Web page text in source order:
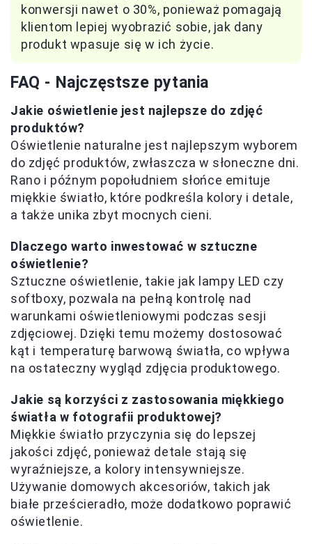
konwersji nawet o 30%, ponieważ pomagają
klientom lepiej wyobrazić sobie, jak dany
produkt wpasuje się w ich życie.
FAQ - Najczęstsze pytania
Jakie oświetlenie jest najlepsze do zdjęć
produktów?
Oświetlenie naturalne jest najlepszym wyborem
do zdjęć produktów, zwłaszcza w słoneczne dni.
Rano i późnym popołudniem słońce emituje
miękkie światło, które podkreśla kolory i detale,
a także unika zbyt mocnych cieni.
Dlaczego warto inwestować w sztuczne
oświetlenie?
Sztuczne oświetlenie, takie jak lampy LED czy
softboxy, pozwala na pełną kontrolę nad
warunkami oświetleniowymi podczas sesji
zdjęciowej. Dzięki temu możemy dostosować
kąt i temperaturę barwową światła, co wpływa
na ostateczny wygląd zdjęcia produktowego.
Jakie są korzyści z zastosowania miękkiego
światła w fotografii produktowej?
Miękkie światło przyczynia się do lepszej
jakości zdjęć, ponieważ detale stają się
wyraźniejsze, a kolory intensywniejsze.
Używanie domowych akcesoriów, takich jak
białe prześcieradło, może dodatkowo poprawić
oświetlenie.